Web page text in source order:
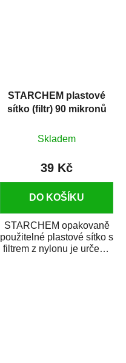
STARCHEM plastové
sítko (filtr) 90 mikronů
Skladem
39 Kč
DO KOŠÍKU
STARCHEM opakovaně
použitelné plastové sítko s
filtrem z nylonu je určeno